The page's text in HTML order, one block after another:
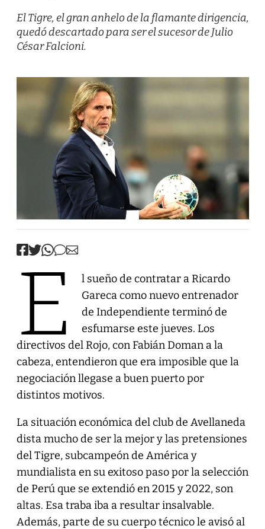
El Tigre, el gran anhelo de la flamante dirigencia,
quedó descartado para ser el sucesor de Julio
César Falcioni.
E
l sueño de contratar a Ricardo
Gareca como nuevo entrenador
de Independiente terminó de
esfumarse este jueves. Los
directivos del Rojo, con Fabián Doman a la
cabeza, entendieron que era imposible que la
negociación llegase a buen puerto por
distintos motivos.
La situación económica del club de Avellaneda
dista mucho de ser la mejor y las pretensiones
del Tigre, subcampeón de América y
mundialista en su exitoso paso por la selección
de Perú que se extendió en 2015 y 2022, son
altas. Esa traba iba a resultar insalvable.
Además, parte de su cuerpo técnico le avisó al